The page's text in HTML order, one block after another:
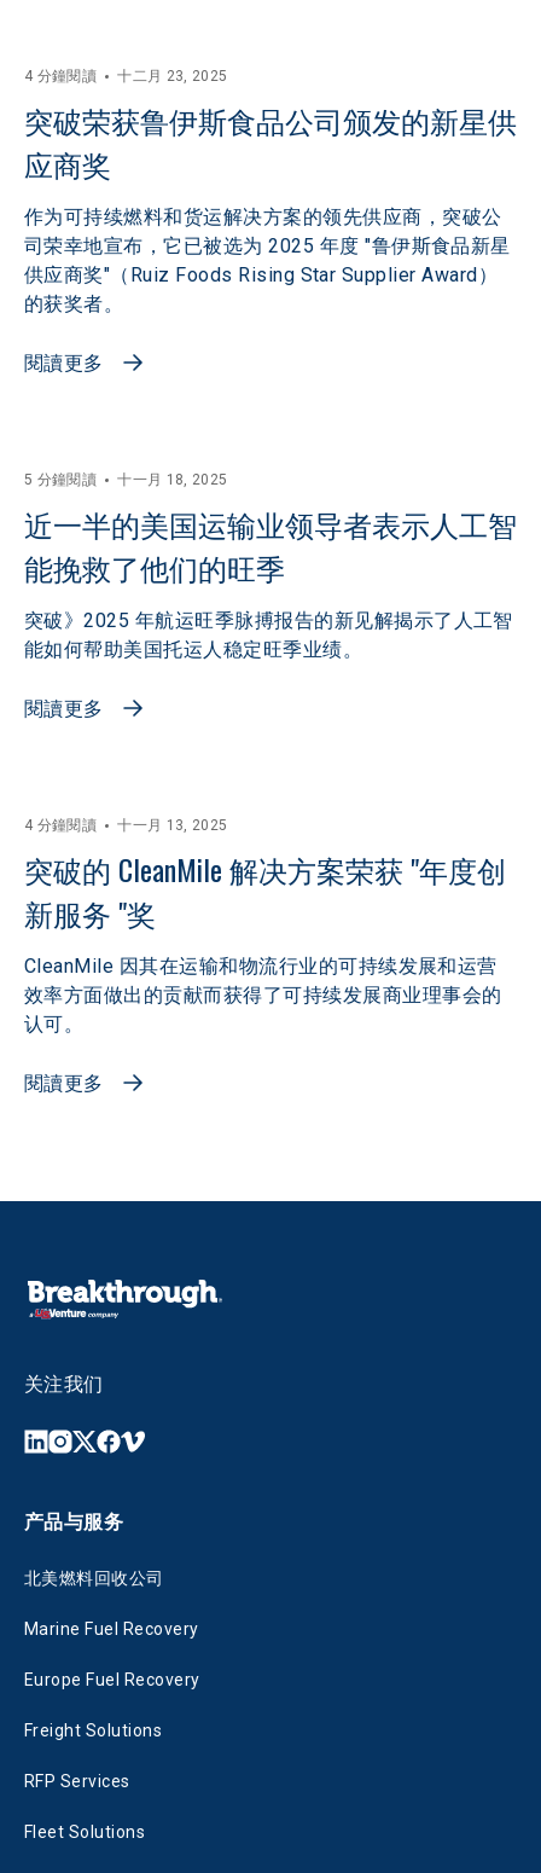
4 分鐘閱讀 十二月 23, 2025
突破荣获鲁伊斯食品公司颁发的新星供
应商奖
作为可持续燃料和货运解决方案的领先供应商，突破公
司荣幸地宣布，它已被选为 2025 年度 "鲁伊斯食品新星
供应商奖"（Ruiz Foods Rising Star Supplier Award）
的获奖者。
閱讀更多
5 分鐘閱讀 十一月 18, 2025
近一半的美国运输业领导者表示人工智
能挽救了他们的旺季
突破》2025 年航运旺季脉搏报告的新见解揭示了人工智
能如何帮助美国托运人稳定旺季业绩。
閱讀更多
4 分鐘閱讀 十一月 13, 2025
突破的 CleanMile 解决方案荣获 "年度创
新服务 "奖
CleanMile 因其在运输和物流行业的可持续发展和运营
效率方面做出的贡献而获得了可持续发展商业理事会的
认可。
閱讀更多
关注我们
产品与服务
北美燃料回收公司
Marine Fuel Recovery
Europe Fuel Recovery
Freight Solutions
RFP Services
Fleet Solutions